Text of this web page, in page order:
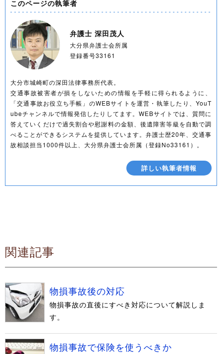
このページの執筆者
弁護士 深田茂人
大分県弁護士会所属
登録番号33161
大分市城崎町の深田法律事務所代表。
交通事故被害者が損をしないための情報を手軽に得られるように、
「交通事故お役立ち手帳」のWEBサイトを運営・執筆したり、YouT
ubeチャンネルで情報発信したりしてます。WEBサイトでは、質問に
答えていくだけで過失割合や慰謝料の金額、後遺障害等級を自動で調
べることができるシステムを提供しています。弁護士歴20年、交通事
故相談担当1000件以上、大分県弁護士会所属（登録No33161）。
詳しい執筆者情報
関連記事
物損事故後の対応
物損事故の直後にすべき対応について解説しま
す。
物損事故で保険を使うべきか